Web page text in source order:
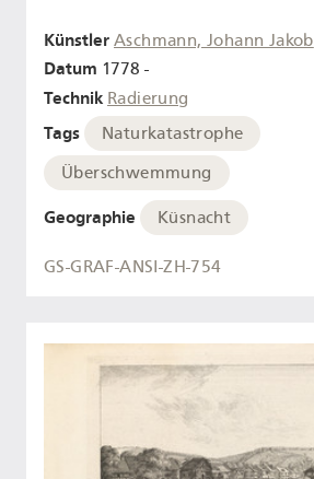
Künstler Aschmann, Johann Jakob
Datum 1778 -
Technik Radierung
Tags
Naturkatastrophe
Überschwemmung
Geographie Küsnacht
GS-GRAF-ANSI-ZH-754